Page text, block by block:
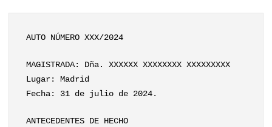
AUTO NÚMERO XXX/2024
MAGISTRADA: Dña. XXXXXX XXXXXXXX XXXXXXXXX
Lugar: Madrid
Fecha: 31 de julio de 2024.
ANTECEDENTES DE HECHO